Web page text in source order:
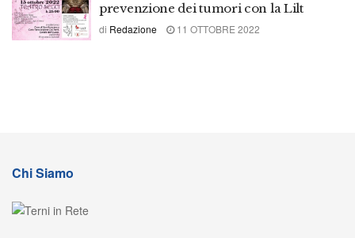
prevenzione dei tumori con la Lilt
di Redazione 11 OTTOBRE 2022
Chi Siamo